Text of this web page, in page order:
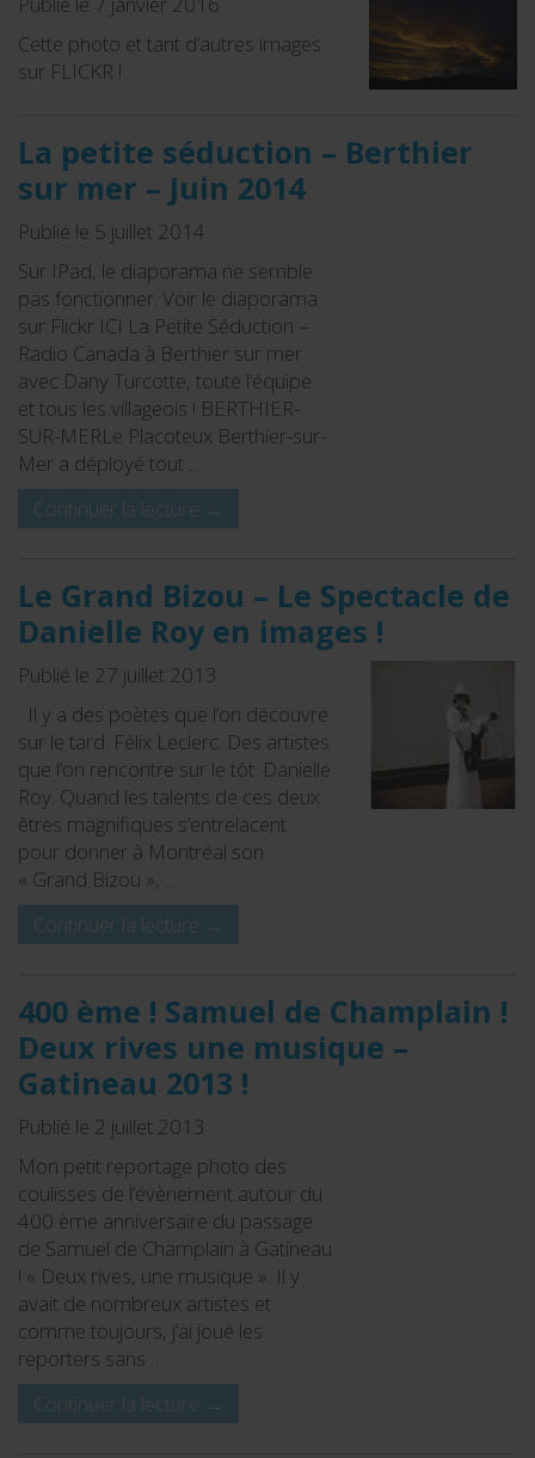
Cette photo et tant d’autres images
sur FLICKR !
La petite séduction – Berthier
sur mer – Juin 2014
Publié le 5 juillet 2014
Sur IPad, le diaporama ne semble
pas fonctionner. Voir le diaporama
sur Flickr ICI La Petite Séduction –
Radio Canada à Berthier sur mer
avec Dany Turcotte, toute l’équipe
et tous les villageois ! BERTHIER-
SUR-MERLe Placoteux Berthier-sur-
Mer a déployé tout …
Continuer la lecture
→
Le Grand Bizou – Le Spectacle de
Danielle Roy en images !
Publié le 27 juillet 2013
Il y a des poètes que l’on découvre
sur le tard. Félix Leclerc. Des artistes
que l’on rencontre sur le tôt. Danielle
Roy. Quand les talents de ces deux
êtres magnifiques s’entrelacent
pour donner à Montréal son
« Grand Bizou », …
Continuer la lecture
→
400 ème ! Samuel de Champlain !
Deux rives une musique –
Gatineau 2013 !
Publié le 2 juillet 2013
Mon petit reportage photo des
coulisses de l’évènement autour du
400 ème anniversaire du passage
de Samuel de Champlain à Gatineau
! « Deux rives, une musique ». Il y
avait de nombreux artistes et
comme toujours, j’ai joué les
reporters sans …
Continuer la lecture
→